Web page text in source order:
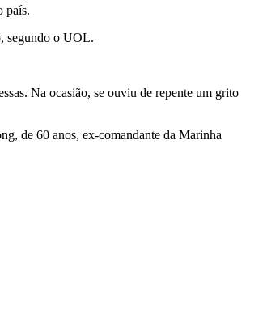
país.
segundo o UOL.
Na ocasião, se ouviu de repente um grito
de 60 anos, ex-comandante da Marinha